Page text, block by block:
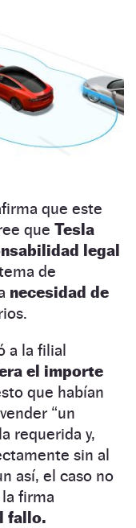
que este
que Tesla
legal
de
necesidad de
a la filial
el importe
que habían
“un
requerida y,
sin al
así, el caso no
firma
fallo.